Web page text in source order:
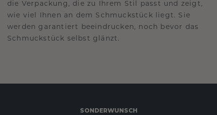
die Verpackung, die zu Ihrem Stil passt und zeigt,
wie viel Ihnen an dem Schmuckstück liegt. Sie
werden garantiert beeindrucken, noch bevor das
Schmuckstück selbst glänzt.
SONDERWUNSCH